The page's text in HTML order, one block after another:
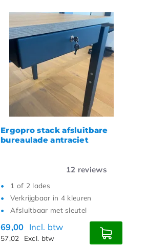
Ergopro stack afsluitbare
bureaulade antraciet
12 reviews
1 of 2 lades
Verkrijgbaar in 4 kleuren
Afsluitbaar met sleutel
69,00 Incl. btw
57,02 Excl. btw